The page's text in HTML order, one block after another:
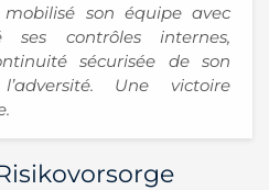
mobilisé son équipe avec
contrôles internes,
sécurisée de son
Une victoire